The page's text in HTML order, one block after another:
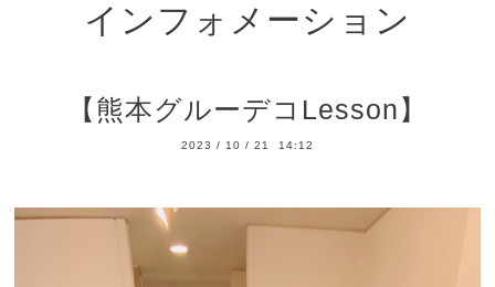
インフォメーション
【熊本グルーデコLesson】
2023 / 10 / 21 14:12